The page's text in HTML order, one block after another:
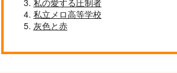
私の愛する圧制者
私立メロ高等学校
灰色と赤